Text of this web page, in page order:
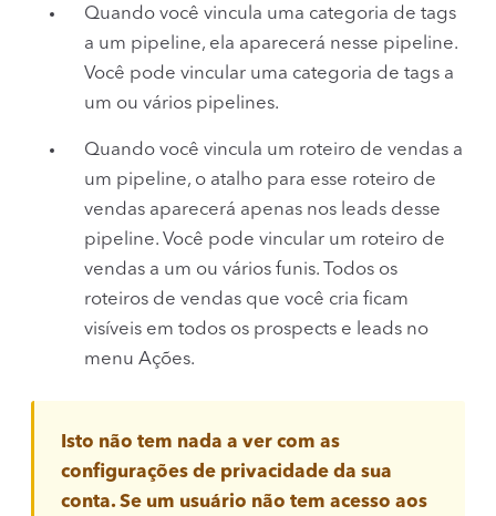
Quando você vincula uma categoria de tags
a um pipeline, ela aparecerá nesse pipeline.
Você pode vincular uma categoria de tags a
um ou vários pipelines.
Quando você vincula um roteiro de vendas a
um pipeline, o atalho para esse roteiro de
vendas aparecerá apenas nos leads desse
pipeline. Você pode vincular um roteiro de
vendas a um ou vários funis. Todos os
roteiros de vendas que você cria ficam
visíveis em todos os prospects e leads no
menu Ações.
Isto não tem nada a ver com as
configurações de privacidade da sua
conta. Se um usuário não tem acesso aos